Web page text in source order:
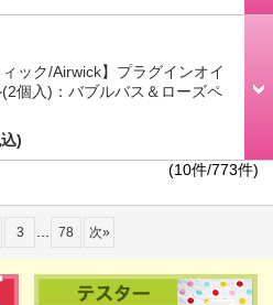
ィック/Airwick】プラグインオイ
個入)：バブルバス＆ローズペ
)
(10件/773件)
3 ... 78 次»